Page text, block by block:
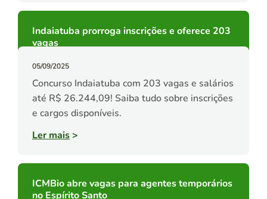
Indaiatuba prorroga inscrições e oferece 203
vagas
05/09/2025
Concurso Indaiatuba com 203 vagas e salários
até R$ 26.244,09! Saiba tudo sobre inscrições
e cargos disponíveis.
Ler mais>
ICMBio abre vagas para agentes temporários
no Espírito Santo